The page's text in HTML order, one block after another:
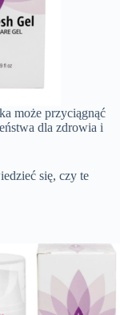
może przyciągnąć
dla zdrowia i
się, czy te